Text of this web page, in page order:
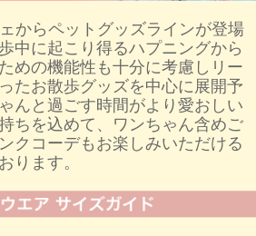
からペットグッズラインが登場
中に起こり得るハプニングから
めの機能性も十分に考慮しリー
たお散歩グッズを中心に展開予
んと過ごす時間がより愛おしい
ちを込めて、ワンちゃん含めご
クコーデもお楽しみいただける
ります。